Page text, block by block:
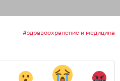
здравоохранение и медицина